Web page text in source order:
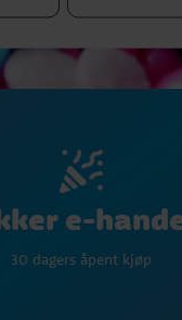
e-
30 dagers åpent kjøp